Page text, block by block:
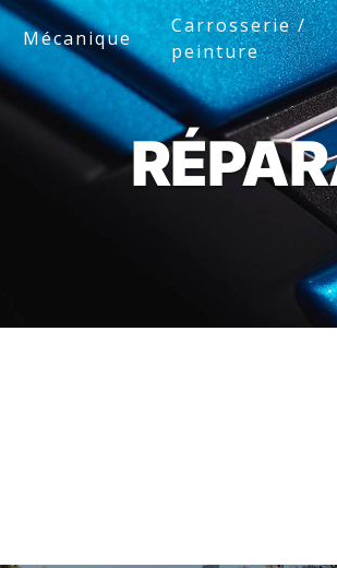
Mécanique
Carrosserie /
peinture